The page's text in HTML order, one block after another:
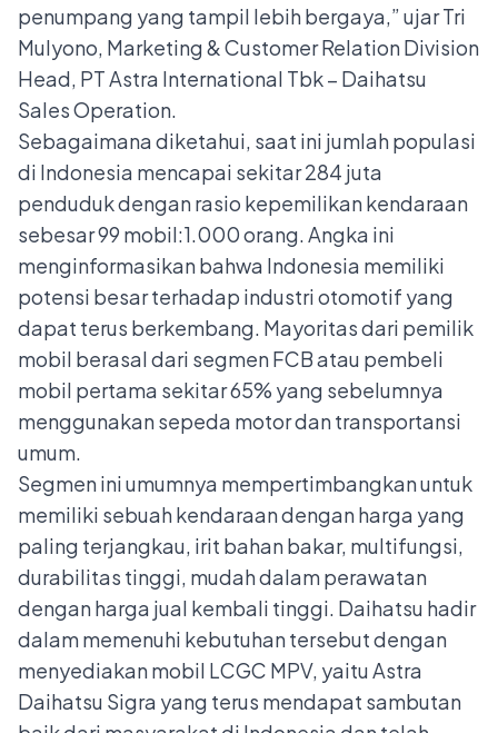
penumpang yang tampil lebih bergaya,” ujar Tri
Mulyono, Marketing & Customer Relation Division
Head, PT Astra International Tbk – Daihatsu
Sales Operation.
Sebagaimana diketahui, saat ini jumlah populasi
di Indonesia mencapai sekitar 284 juta
penduduk dengan rasio kepemilikan kendaraan
sebesar 99 mobil:1.000 orang. Angka ini
menginformasikan bahwa Indonesia memiliki
potensi besar terhadap industri otomotif yang
dapat terus berkembang. Mayoritas dari pemilik
mobil berasal dari segmen FCB atau pembeli
mobil pertama sekitar 65% yang sebelumnya
menggunakan sepeda motor dan transportansi
umum.
Segmen ini umumnya mempertimbangkan untuk
memiliki sebuah kendaraan dengan harga yang
paling terjangkau, irit bahan bakar, multifungsi,
durabilitas tinggi, mudah dalam perawatan
dengan harga jual kembali tinggi. Daihatsu hadir
dalam memenuhi kebutuhan tersebut dengan
menyediakan mobil LCGC MPV, yaitu Astra
Daihatsu Sigra yang terus mendapat sambutan